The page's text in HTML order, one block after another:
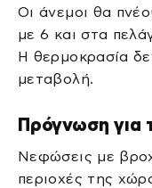
Οι άνεμοι θα
με 6 και στα
Η θερμοκρασία
μεταβολή.
Πρόγνωση για
Νεφώσεις με
περιοχές της